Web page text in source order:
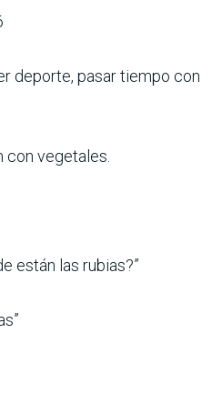
deporte, pasar tiempo con
con vegetales.
están las rubias?”